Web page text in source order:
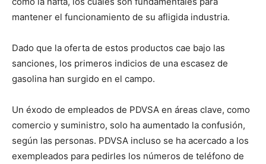
mantener el funcionamiento de su afligida industria.
Dado que la oferta de estos productos cae bajo las
sanciones, los primeros indicios de una escasez de
gasolina han surgido en el campo.
Un éxodo de empleados de PDVSA en áreas clave, como
comercio y suministro, solo ha aumentado la confusión,
según las personas. PDVSA incluso se ha acercado a los
exempleados para pedirles los números de teléfono de